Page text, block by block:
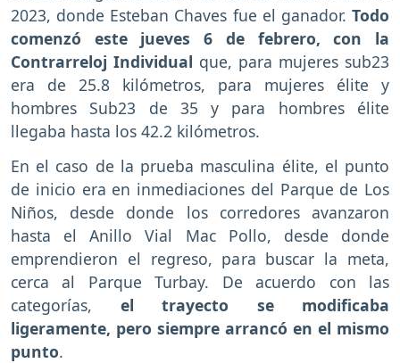
2023, donde Esteban Chaves fue el ganador. Todo
comenzó este jueves 6 de febrero, con la
Contrarreloj Individual que, para mujeres sub23
era de 25.8 kilómetros, para mujeres élite y
hombres Sub23 de 35 y para hombres élite
llegaba hasta los 42.2 kilómetros.
En el caso de la prueba masculina élite, el punto
de inicio era en inmediaciones del Parque de Los
Niños, desde donde los corredores avanzaron
hasta el Anillo Vial Mac Pollo, desde donde
emprendieron el regreso, para buscar la meta,
cerca al Parque Turbay. De acuerdo con las
categorías, el trayecto se modificaba
ligeramente, pero siempre arrancó en el mismo
punto.